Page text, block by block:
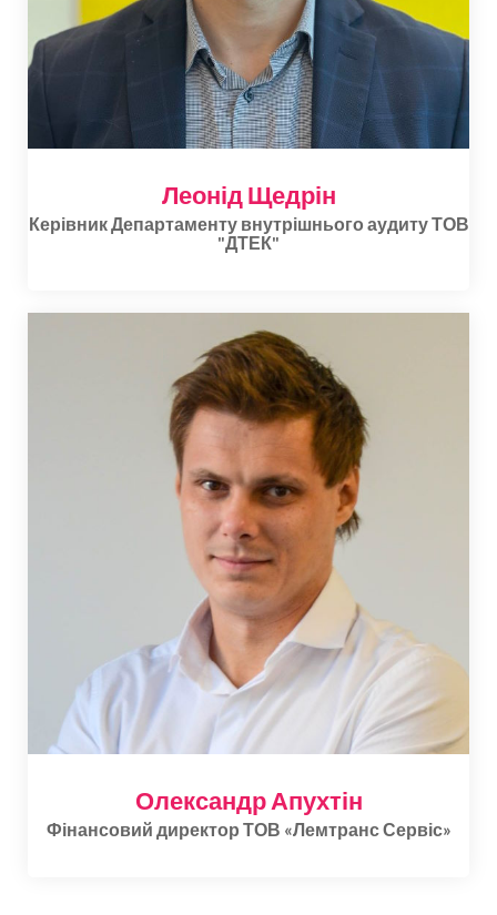
Леонід Щедрін
Керівник Департаменту внутрішнього аудиту ТОВ
"ДТЕК"
Олександр Апухтін
Фінансовий директор ТОВ «Лемтранс Сервіс»